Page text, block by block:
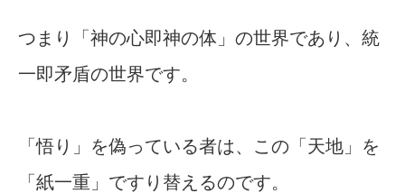
つまり「神の心即神の体」の世界であり、統
一即矛盾の世界です。
「悟り」を偽っている者は、この「天地」を
「紙一重」ですり替えるのです。